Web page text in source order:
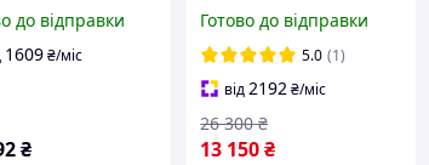
до відправки
1609₴/міс
₴
низьким піддоном
верхнім душем матове
скло
Готово до відправки
5.0 (1)
від2192₴/міс
13 150₴
26 300 ₴